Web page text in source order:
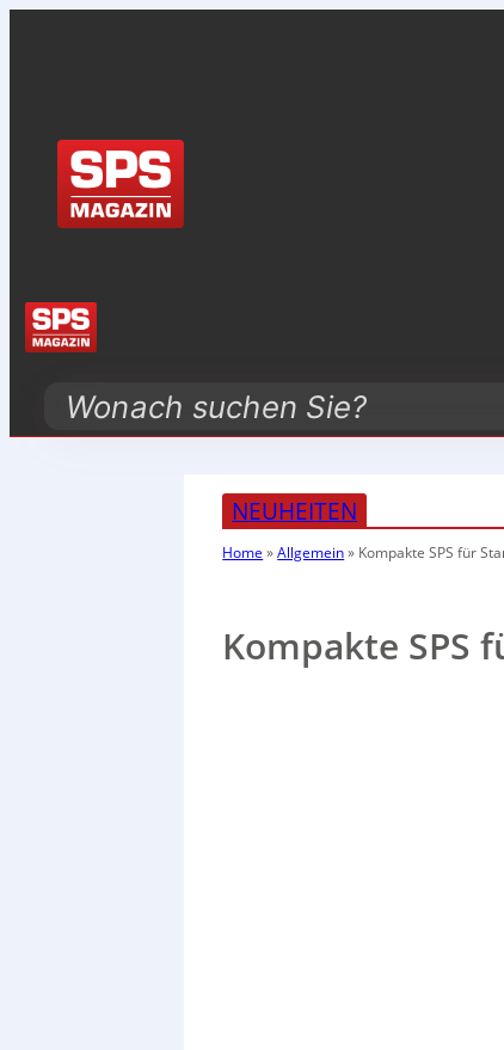
Search
NEUHEITEN
Home »Allgemein» Kompakte SPS für
Kompakte SPS